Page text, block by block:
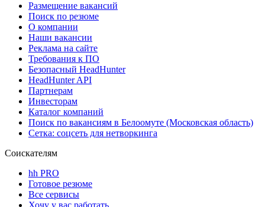
Размещение вакансий
Поиск по резюме
О компании
Наши вакансии
Реклама на сайте
Требования к ПО
Безопасный HeadHunter
HeadHunter API
Партнерам
Инвесторам
Каталог компаний
Поиск по вакансиям в Белоомуте (Московская область)
Сетка: соцсеть для нетворкинга
Соискателям
hh PRO
Готовое резюме
Все сервисы